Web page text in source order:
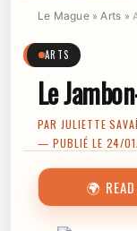
Le Mague»Arts »
ARTS
Le
PAR JULIETTE
— PUBLIÉ LE 24/
🌍